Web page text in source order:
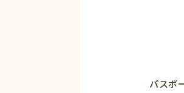
パスポ